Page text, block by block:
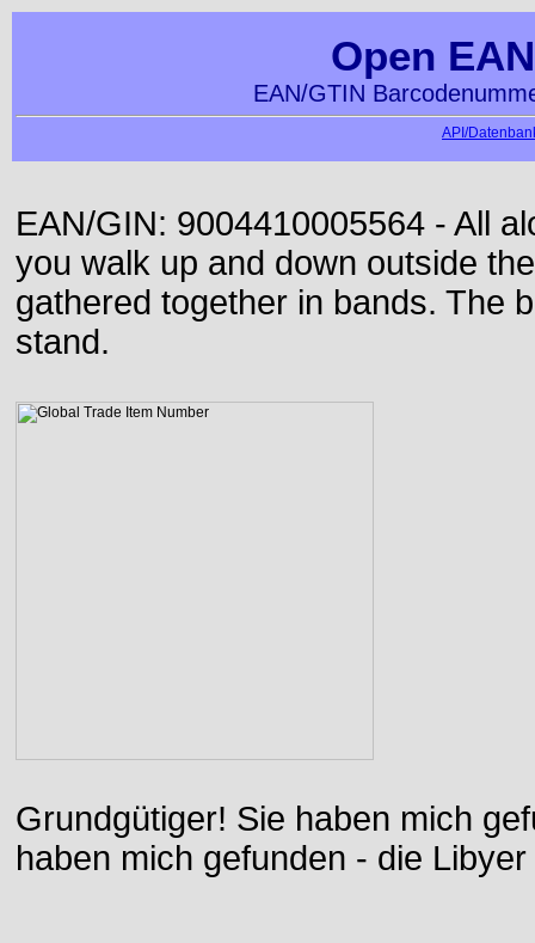
Open
EAN/GTIN
API/
EAN/GIN: 9004410005564 - All
you walk up and down outside
gathered together in bands. The
stand.
Grundgütiger! Sie haben mich
haben mich gefunden - die